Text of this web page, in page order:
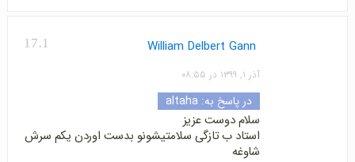
17.1 William Delbert Gann
آذر ۱, ۱۳۹۹ در ۰۸:۵۵
در پاسخ به: altaha
سلام دوست عزیز
استاد ب تازگی سلامتیشونو بدست اوردن یکم سرش
شاوغه